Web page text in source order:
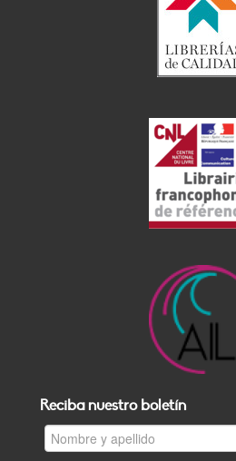
Reciba nuestro boletín